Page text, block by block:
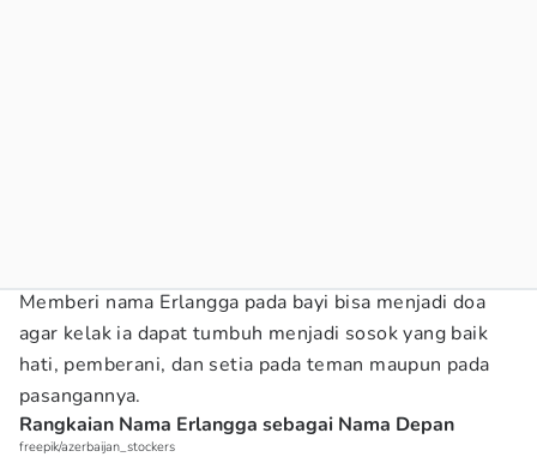
Memberi nama Erlangga pada bayi bisa menjadi doa
agar kelak ia dapat tumbuh menjadi sosok yang baik
hati, pemberani, dan setia pada teman maupun pada
pasangannya.
Rangkaian Nama Erlangga sebagai Nama Depan
freepik/azerbaijan_stockers